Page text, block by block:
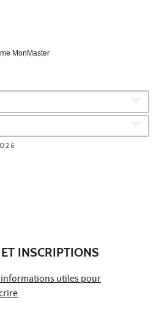
MonMaster
INSCRIPTIONS
utiles pour